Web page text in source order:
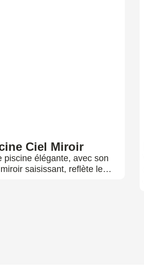
Ciel Miroir
piscine élégante, avec son
saisissant, reflète le…